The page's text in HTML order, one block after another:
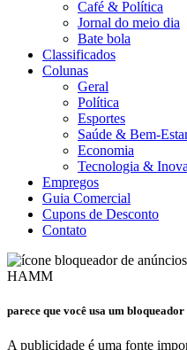
Café & Política
Jornal do meio dia
Bate bola
Classificados
Colunas
Geral
Política
Esportes
Saúde & Bem-
Economia
Tecnologia &
Empregos
Guia Comercial
Cupons de Desconto
Contato
HAMM
parece que você usa um bloqueador
A publicidade é uma fonte